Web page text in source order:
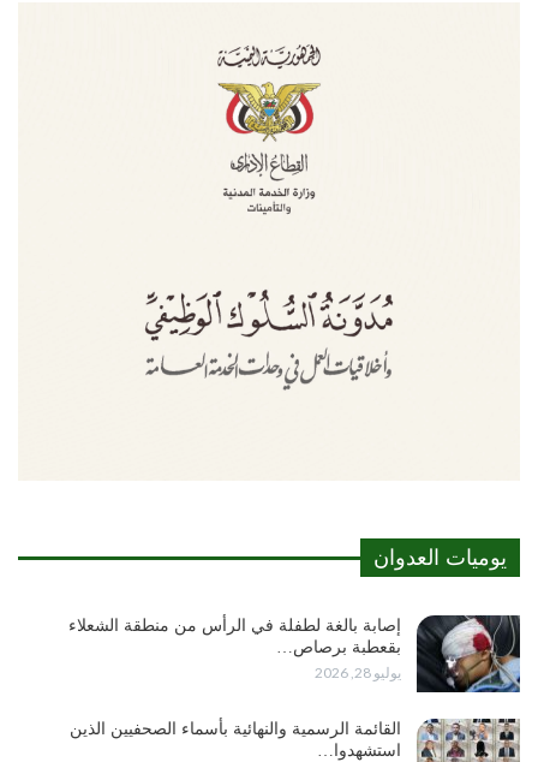
يوميات العدوان
إصابة بالغة لطفلة في الرأس من منطقة الشعلاء
بقعطبة برصاص…
يوليو 28, 2026
القائمة الرسمية والنهائية بأسماء الصحفيين الذين
استشهدوا…